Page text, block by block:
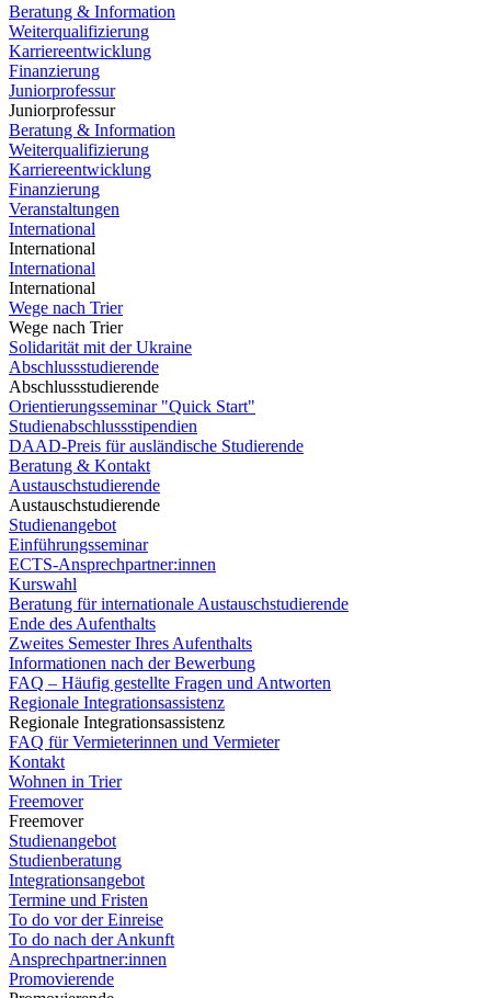
Beratung & Information
Weiterqualifizierung
Karriereentwicklung
Finanzierung
Juniorprofessur
Juniorprofessur
Beratung & Information
Weiterqualifizierung
Karriereentwicklung
Finanzierung
Veranstaltungen
International
International
International
International
Wege nach Trier
Wege nach Trier
Solidarität mit der Ukraine
Abschlussstudierende
Abschlussstudierende
Orientierungsseminar "Quick Start"
Studienabschlussstipendien
DAAD-Preis für ausländische Studierende
Beratung & Kontakt
Austauschstudierende
Austauschstudierende
Studienangebot
Einführungsseminar
ECTS-Ansprechpartner:innen
Kurswahl
Beratung für internationale Austauschstudierende
Ende des Aufenthalts
Zweites Semester Ihres Aufenthalts
Informationen nach der Bewerbung
FAQ – Häufig gestellte Fragen und Antworten
Regionale Integrationsassistenz
Regionale Integrationsassistenz
FAQ für Vermieterinnen und Vermieter
Kontakt
Wohnen in Trier
Freemover
Freemover
Studienangebot
Studienberatung
Integrationsangebot
Termine und Fristen
To do vor der Einreise
To do nach der Ankunft
Ansprechpartner:innen
Promovierende